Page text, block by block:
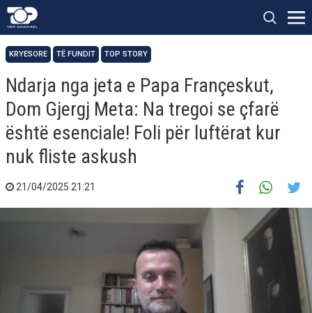
KRYESORE TË FUNDIT TOP STORY
Ndarja nga jeta e Papa Françeskut,
Dom Gjergj Meta: Na tregoi se çfarë
është esenciale! Foli për luftërat kur
nuk fliste askush
21/04/2025 21:21